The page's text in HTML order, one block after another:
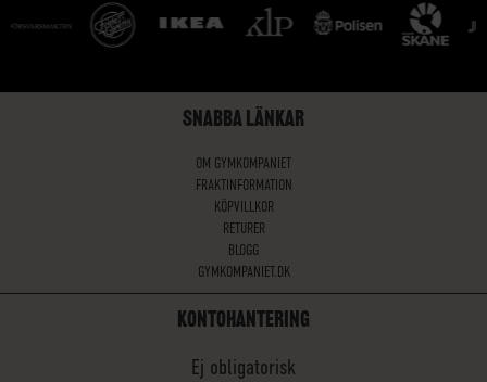
SNABBA LÄNKAR
OM GYMKOMPANIET
FRAKTINFORMATION
KÖPVILLKOR
RETURER
BLOGG
GYMKOMPANIET.DK
KONTOHANTERING
Ej obligatorisk